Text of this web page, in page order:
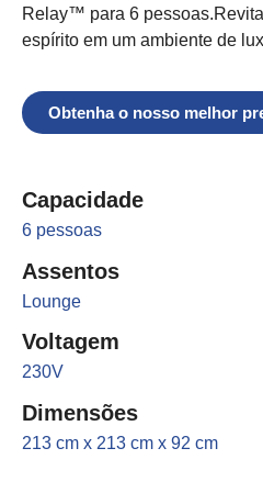
Relay™ para 6
espírito em um ambiente de
Obtenha o nosso melhor
Capacidade
6 pessoas
Assentos
Lounge
Voltagem
230V
Dimensões
213 cm x 213 cm x 92 cm